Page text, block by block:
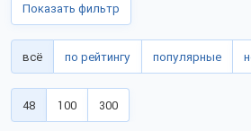
Показать фильтр
всё по рейтингу популярные
48 100 300